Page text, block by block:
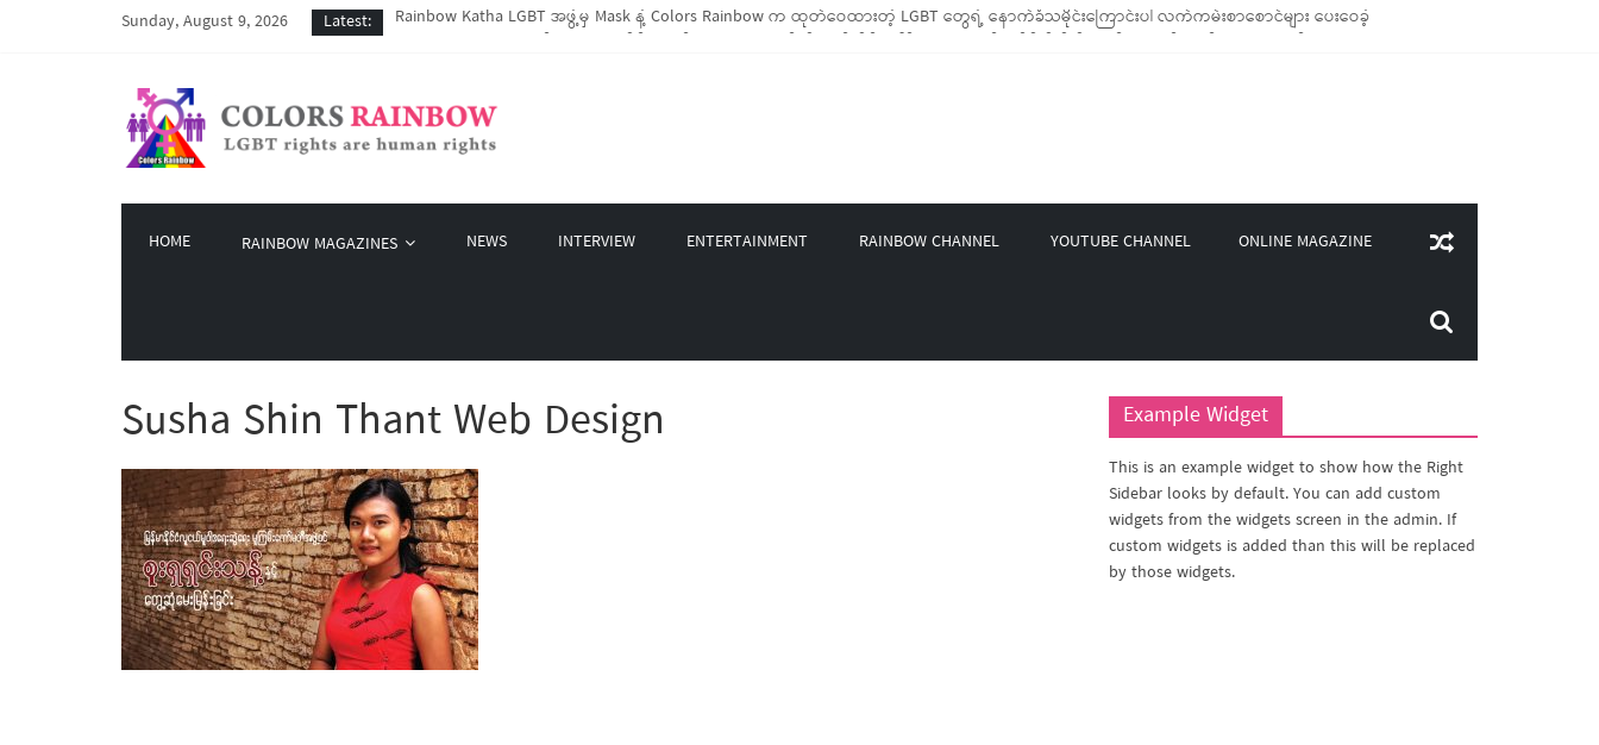
Sunday, August 9, 2026 Latest:
COVID-19 ကာလအတွင်း LGBTIQ အိမ်ထောင်စု (၁၀၀၀)ကျော်ကို ကျပ်သိန်းပေါင်း(၄၀၀)ကျော်တန်ဖိုးရှိ မီးဖိုချောင်သုံး ကုန်ပစ္စည်းများ ထောက်ပံ့ခဲ့
Colors Rainbow မှ စက်တင်ဘာလအတွင်း အွန်လိုင်းသင်တန်းနှစ်ခု ဖွင့်လှစ်ပေးနိုင်ခဲ့
HOME RAINBOW MAGAZINES NEWS INTERVIEW ENTERTAINMENT RAINBOW CHANNEL YOUTUBE CHANNEL ONLINE MAGAZINE
Susha Shin Thant Web Design Example Widget
This is an example widget to show how the Right
Sidebar looks by default. You can add custom
widgets from the widgets screen in the admin. If
custom widgets is added than this will be replaced
by those widgets.